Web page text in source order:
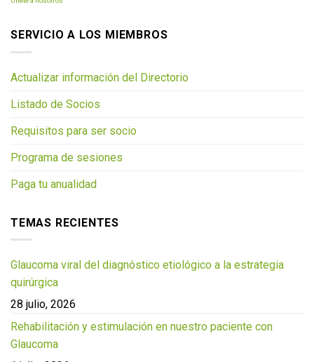
SERVICIO A LOS MIEMBROS
Actualizar información del Directorio
Listado de Socios
Requisitos para ser socio
Programa de sesiones
Paga tu anualidad
TEMAS RECIENTES
Glaucoma viral del diagnóstico etiológico a la estrategia
quirúrgica
28 julio, 2026
Rehabilitación y estimulación en nuestro paciente con
Glaucoma